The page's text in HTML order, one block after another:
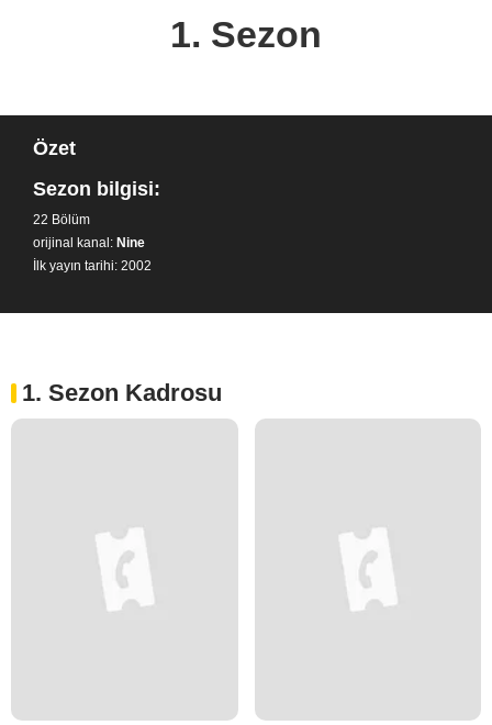
1. Sezon
Özet
Sezon bilgisi:
22 Bölüm
orijinal kanal: Nine
İlk yayın tarihi: 2002
1. Sezon Kadrosu